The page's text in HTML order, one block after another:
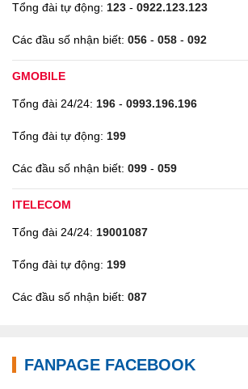
Tổng đài tự động: 123 - 0922.123.123
Các đầu số nhận biết: 056 - 058 - 092
GMOBILE
Tổng đài 24/24: 196 - 0993.196.196
Tổng đài tự động: 199
Các đầu số nhận biết: 099 - 059
ITELECOM
Tổng đài 24/24: 19001087
Tổng đài tự động: 199
Các đầu số nhận biết: 087
FANPAGE FACEBOOK